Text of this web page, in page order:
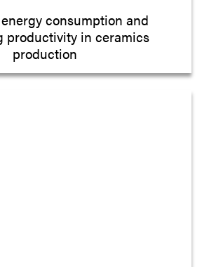
consumption and
productivity in ceramics
production